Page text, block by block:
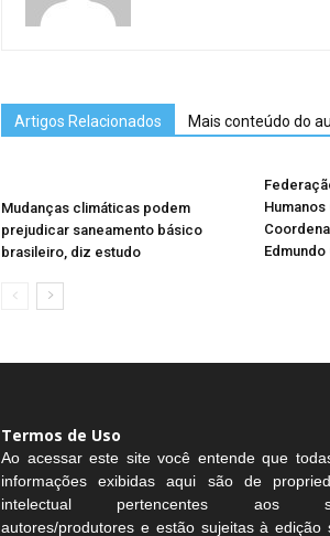
Artigos Relacionados Mais conteúdo do
Mudanças climáticas podem
prejudicar saneamento básico
brasileiro, diz estudo
Termos de Uso
Ao acessar este site você entende que
informações exibidas aqui são de
intelectual pertencentes aos
autores/produtores e estão sujeitas à edição